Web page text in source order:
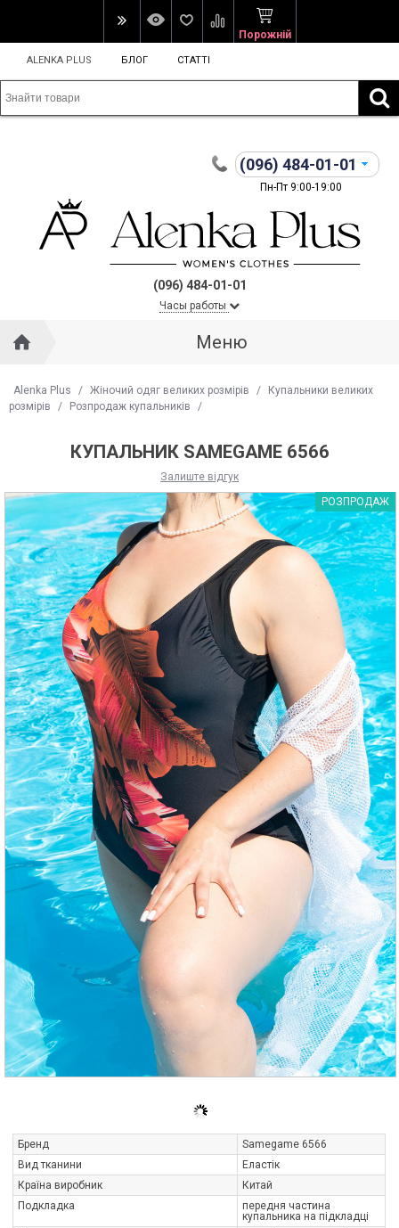
Порожній
ALENKA PLUS БЛОГ СТАТТІ
(096) 484-01-01
Пн-Пт 9:00-19:00
(096) 484-01-01
Часы работы
Меню
Alenka Plus / Жіночий одяг великих розмірів /
Купальники великих
розмірів
/ Розпродаж купальників /
КУПАЛЬНИК SAMEGAME 6566
Залиште відгук
РОЗПРОДАЖ
Бренд
Samegame 6566
Вид тканини
Еластік
Країна виробник
Китай
Подкладка
передня частина
купальника на підкладці